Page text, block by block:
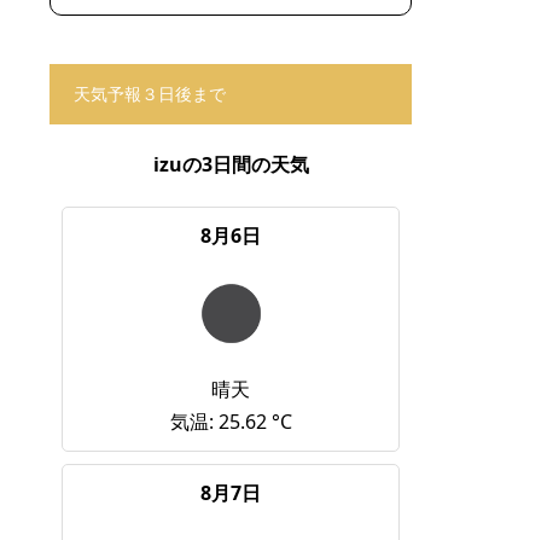
天気予報３日後まで
izuの3日間の天気
8月6日
晴天
気温: 25.62 °C
8月7日